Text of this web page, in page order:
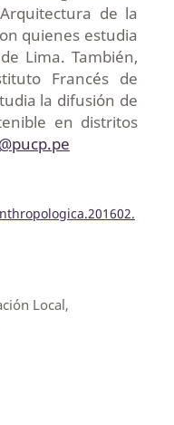
de la
quienes estudia
Lima. También,
Francés de
la difusión de
en distritos
Local,